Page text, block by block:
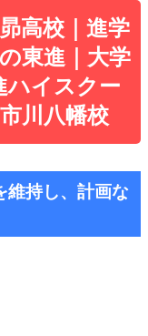
高校｜進学
東進｜大学
ハイスクー
川八幡校
維持し、計画な